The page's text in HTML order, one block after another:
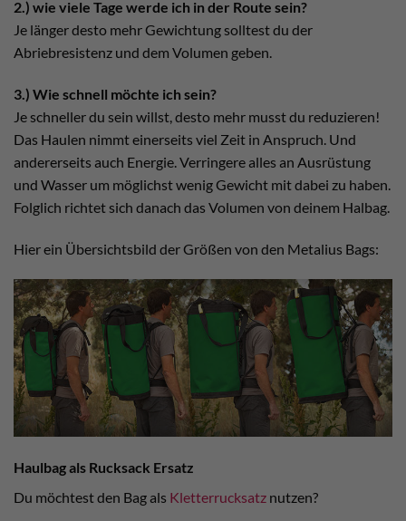
2.) wie viele Tage werde ich in der Route sein?
Je länger desto mehr Gewichtung solltest du der
Abriebresistenz und dem Volumen geben.
3.) Wie schnell möchte ich sein?
Je schneller du sein willst, desto mehr musst du reduzieren!
Das Haulen nimmt einerseits viel Zeit in Anspruch. Und
andererseits auch Energie. Verringere alles an Ausrüstung
und Wasser um möglichst wenig Gewicht mit dabei zu haben.
Folglich richtet sich danach das Volumen von deinem Halbag.
Hier ein Übersichtsbild der Größen von den Metalius Bags:
Haulbag als Rucksack Ersatz
Du möchtest den Bag als Kletterrucksatz nutzen?